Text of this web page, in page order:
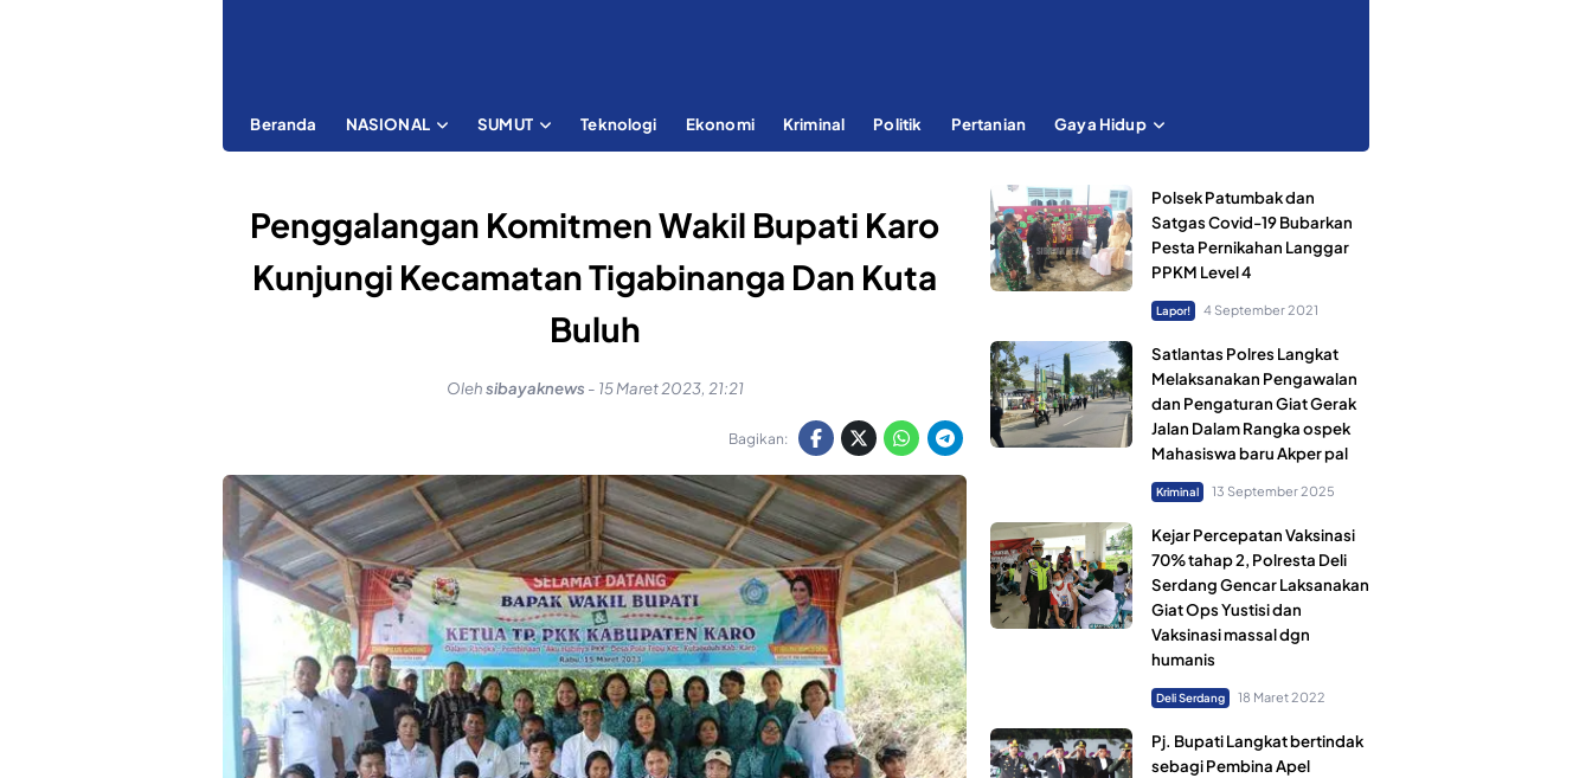
Beranda NASIONAL SUMUT Teknologi Ekonomi Kriminal Politik Pertanian Gaya Hidup
Penggalangan Komitmen Wakil Bupati Karo
Kunjungi Kecamatan Tigabinanga Dan Kuta
Buluh
Olehsibayaknews - 15 Maret 2023, 21:21
Bagikan:
Polsek Patumbak dan
Satgas Covid-19 Bubarkan
Pesta Pernikahan Langgar
PPKM Level 4
Lapor! 4 September 2021
Satlantas Polres Langkat
Melaksanakan Pengawalan
dan Pengaturan Giat Gerak
Jalan Dalam Rangka ospek
Mahasiswa baru Akper pal
Kriminal 13 September 2025
Kejar Percepatan Vaksinasi
70% tahap 2, Polresta Deli
Serdang Gencar Laksanakan
Giat Ops Yustisi dan
Vaksinasi massal dgn
humanis
Deli Serdang 18 Maret 2022
Pj. Bupati Langkat bertindak
sebagi Pembina Apel